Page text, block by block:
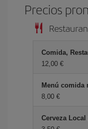
Precios
Comida,
12,00 €
Menú comida
8,00 €
Cerveza